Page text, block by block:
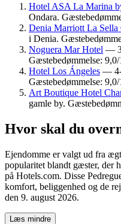
Hotel ASA La Marina
Ondara.
Denia Marriott La Sella
i Denia.
Noguera Mar Hotel —
Gæstebedømmelse:
Hotel Los Ángeles — 4-
Gæstebedømmelse:
Art Boutique Hotel
gamle by.
Hvor skal du
Ejendomme er valgt ud fra
popularitet blandt gæster, der
på Hotels.com. Disse
komfort, beliggenhed og de
den 9. august 2026.
Læs mindre